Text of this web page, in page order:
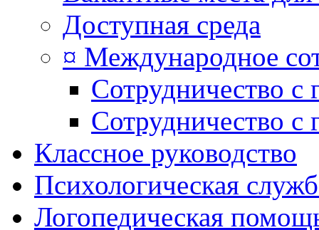
Доступная среда
¤ Международное
Сотрудничество
Сотрудничество с
Классное руководство
Психологическая
Логопедическая